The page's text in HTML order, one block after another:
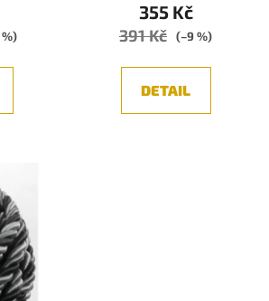
%)
355 Kč
391 Kč (–9 %)
DETAIL